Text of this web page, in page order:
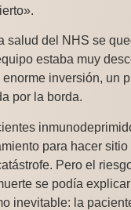
salud del NHS se
estaba muy
inversión, un
por la borda.
para hacer
Pero el
se podía
inevitable: la